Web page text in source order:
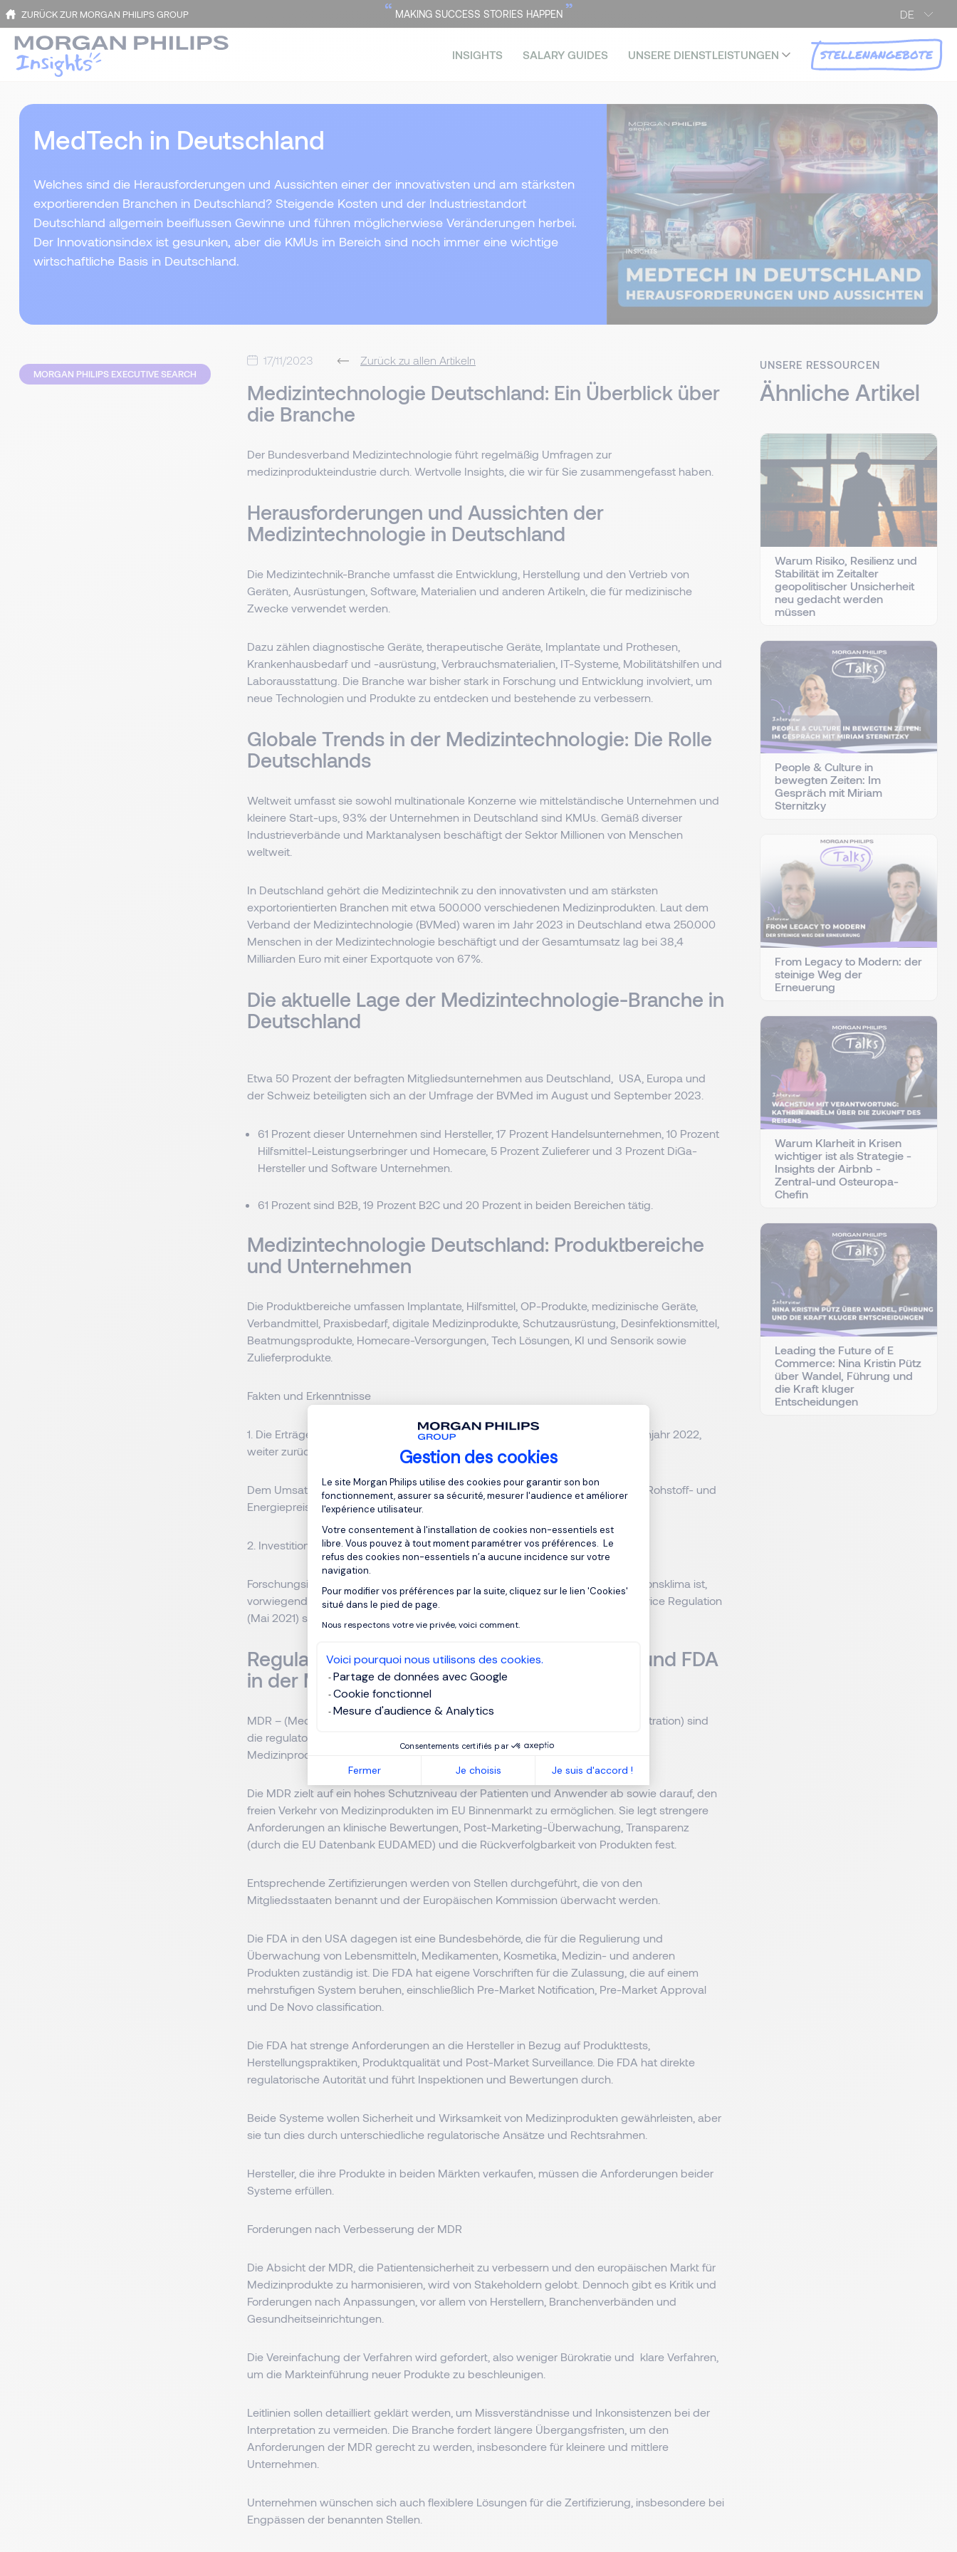
Gestion des cookies
Plateforme de Gestion du Consentement : Personnalisez vos Options
Le site Morgan Philips utilise des cookies pour garantir son bon
fonctionnement, assurer sa sécurité, mesurer l'audience et améliorer
l'expérience utilisateur.
Votre consentement à l'installation de cookies non-essentiels est
libre. Vous pouvez à tout moment paramétrer vos préférences. Le
refus des cookies non-essentiels n’a aucune incidence sur votre
navigation.
Pour modifier vos préférences par la suite, cliquez sur le lien 'Cookies'
situé dans le pied de page.
Nous respectons votre vie privée, voici comment.
Voici pourquoi nous utilisons des cookies.
Partage de données avec Google
Cookie fonctionnel
Mesure d'audience & Analytics
Consentements certifiés par
Fermer Je choisis Je suis d'accord !
Axeptio consent
DE
ZURÜCK ZUR MORGAN PHILIPS GROUP “ MAKING SUCCESS STORIES HAPPEN ”
INSIGHTS SALARY GUIDES UNSERE DIENSTLEISTUNGEN STELLENANGEBOTE
MedTech in Deutschland
Welches sind die Herausforderungen und Aussichten einer der innovativsten und am stärksten
exportierenden Branchen in Deutschland? Steigende Kosten und der Industriestandort
Deutschland allgemein beeiflussen Gewinne und führen möglicherwiese Veränderungen herbei.
Der Innovationsindex ist gesunken, aber die KMUs im Bereich sind noch immer eine wichtige
wirtschaftliche Basis in Deutschland.
17/11/2023 Zurück zu allen Artikeln
Medizintechnologie Deutschland: Ein Überblick über
die Branche
Der Bundesverband Medizintechnologie führt regelmäßig Umfragen zur
medizinprodukteindustrie durch. Wertvolle Insights, die wir für Sie zusammengefasst haben.
Herausforderungen und Aussichten der
Medizintechnologie in Deutschland
Die Medizintechnik-Branche umfasst die Entwicklung, Herstellung und den Vertrieb von
Geräten, Ausrüstungen, Software, Materialien und anderen Artikeln, die für medizinische
Zwecke verwendet werden.
Dazu zählen diagnostische Geräte, therapeutische Geräte, Implantate und Prothesen,
Krankenhausbedarf und -ausrüstung, Verbrauchsmaterialien, IT-Systeme, Mobilitätshilfen und
Laborausstattung. Die Branche war bisher stark in Forschung und Entwicklung involviert, um
neue Technologien und Produkte zu entdecken und bestehende zu verbessern.
Globale Trends in der Medizintechnologie: Die Rolle
Deutschlands
Weltweit umfasst sie sowohl multinationale Konzerne wie mittelständische Unternehmen und
kleinere Start-ups, 93% der Unternehmen in Deutschland sind KMUs. Gemäß diverser
Industrieverbände und Marktanalysen beschäftigt der Sektor Millionen von Menschen
weltweit.
In Deutschland gehört die Medizintechnik zu den innovativsten und am stärksten
exportorientierten Branchen mit etwa 500.000 verschiedenen Medizinprodukten. Laut dem
Verband der Medizintechnologie (BVMed) waren im Jahr 2023 in Deutschland etwa 250.000
Menschen in der Medizintechnologie beschäftigt und der Gesamtumsatz lag bei 38,4
Milliarden Euro mit einer Exportquote von 67%.
Die aktuelle Lage der Medizintechnologie-Branche in
Deutschland
Etwa 50 Prozent der befragten Mitgliedsunternehmen aus Deutschland, USA, Europa und
der Schweiz beteiligten sich an der Umfrage der BVMed im August und September 2023.
61 Prozent dieser Unternehmen sind Hersteller, 17 Prozent Handelsunternehmen, 10 Prozent
Hilfsmittel-Leistungserbringer und Homecare, 5 Prozent Zulieferer und 3 Prozent DiGa-
Hersteller und Software Unternehmen.
61 Prozent sind B2B, 19 Prozent B2C und 20 Prozent in beiden Bereichen tätig.
Medizintechnologie Deutschland: Produktbereiche
und Unternehmen
Die Produktbereiche umfassen Implantate, Hilfsmittel, OP-Produkte, medizinische Geräte,
Verbandmittel, Praxisbedarf, digitale Medizinprodukte, Schutzausrüstung, Desinfektionsmittel,
Beatmungsprodukte, Homecare-Versorgungen, Tech Lösungen, KI und Sensorik sowie
Zulieferprodukte.
Fakten und Erkenntnisse
1. Die Erträge der Medizintechnik-Unternehmen gehen 2023, wie auch im Krisenjahr 2022,
weiter zurück.
Dem Umsatz-Plus (4,8 Prozent zum Vorjahr) stehen stark gestiegene Logistik-, Rohstoff- und
Energiepreise sowie die hohen Kosten für die MDR-Umsetzung gegenüber.
2. Investitionen am Standort Deutschland gehen zurück.
Forschungsinvestitionen werden zunehmen ins Ausland verlagert. Das Innovationsklima ist,
vorwiegend aufgrund der bürokratisch-administrativ aufwendigen Medical Device Regulation
(Mai 2021) schlecht.
Regulatorische Rahmenbedingungen: MDR und FDA
in der Medizintechnologie
MDR – (Medical Device Regulation) und FDA - System (Food and Drug Administration) sind
die regulatorischen Rahmenwerke, die die Zulassung und Überwachung von
Medizinprodukten in der EU bzw. den USA regeln.
Die MDR zielt auf ein hohes Schutzniveau der Patienten und Anwender ab sowie darauf, den
freien Verkehr von Medizinprodukten im EU Binnenmarkt zu ermöglichen. Sie legt strengere
Anforderungen an klinische Bewertungen, Post-Marketing-Überwachung, Transparenz
(durch die EU Datenbank EUDAMED) und die Rückverfolgbarkeit von Produkten fest.
Entsprechende Zertifizierungen werden von Stellen durchgeführt, die von den
Mitgliedsstaaten benannt und der Europäischen Kommission überwacht werden.
Die FDA in den USA dagegen ist eine Bundesbehörde, die für die Regulierung und
Überwachung von Lebensmitteln, Medikamenten, Kosmetika, Medizin- und anderen
Produkten zuständig ist. Die FDA hat eigene Vorschriften für die Zulassung, die auf einem
mehrstufigen System beruhen, einschließlich Pre-Market Notification, Pre-Market Approval
und De Novo classification.
Die FDA hat strenge Anforderungen an die Hersteller in Bezug auf Produkttests,
Herstellungspraktiken, Produktqualität und Post-Market Surveillance. Die FDA hat direkte
regulatorische Autorität und führt Inspektionen und Bewertungen durch.
Beide Systeme wollen Sicherheit und Wirksamkeit von Medizinprodukten gewährleisten, aber
sie tun dies durch unterschiedliche regulatorische Ansätze und Rechtsrahmen.
Hersteller, die ihre Produkte in beiden Märkten verkaufen, müssen die Anforderungen beider
Systeme erfüllen.
Forderungen nach Verbesserung der MDR
Die Absicht der MDR, die Patientensicherheit zu verbessern und den europäischen Markt für
Medizinprodukte zu harmonisieren, wird von Stakeholdern gelobt. Dennoch gibt es Kritik und
Forderungen nach Anpassungen, vor allem von Herstellern, Branchenverbänden und
Gesundheitseinrichtungen.
Die Vereinfachung der Verfahren wird gefordert, also weniger Bürokratie und klare Verfahren,
um die Markteinführung neuer Produkte zu beschleunigen.
Leitlinien sollen detailliert geklärt werden, um Missverständnisse und Inkonsistenzen bei der
Interpretation zu vermeiden. Die Branche fordert längere Übergangsfristen, um den
Anforderungen der MDR gerecht zu werden, insbesondere für kleinere und mittlere
Unternehmen.
Unternehmen wünschen sich auch flexiblere Lösungen für die Zertifizierung, insbesondere bei
Engpässen der benannten Stellen.
MORGAN PHILIPS EXECUTIVE SEARCH
UNSERE RESSOURCEN
Ähnliche Artikel
Warum Risiko, Resilienz und
Stabilität im Zeitalter
geopolitischer Unsicherheit
neu gedacht werden
müssen
People & Culture in
bewegten Zeiten: Im
Gespräch mit Miriam
Sternitzky
From Legacy to Modern: der
steinige Weg der
Erneuerung
Warum Klarheit in Krisen
wichtiger ist als Strategie -
Insights der Airbnb -
Zentral-und Osteuropa-
Chefin
Leading the Future of E
Commerce: Nina Kristin Pütz
über Wandel, Führung und
die Kraft kluger
Entscheidungen